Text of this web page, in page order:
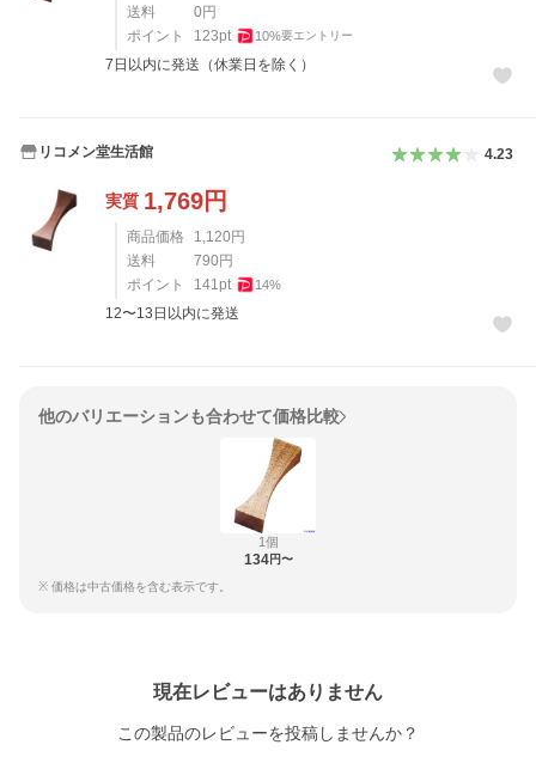
送料
0 円
ポイント
123pt 10%要エントリー
7日以内に発送（休業日を除く）
リコメン堂生活館 4.23
実質 1,769円
商品価格 1,120 円
送料
790 円
ポイント
141pt 14%
12〜13日以内に発送
他のバリエーションも合わせて価格比較
1個
134円〜
※ 価格は中古価格を含む表示です。
現在レビューはありません
この製品のレビューを投稿しませんか？